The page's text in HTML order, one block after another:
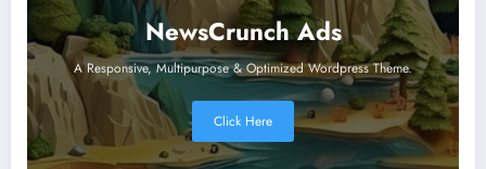
NewsCrunch Ads
A Responsive, Multipurpose & Optimized Wordpress Theme.
Click Here